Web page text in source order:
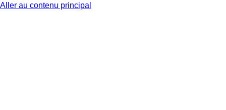
Aller au contenu principal